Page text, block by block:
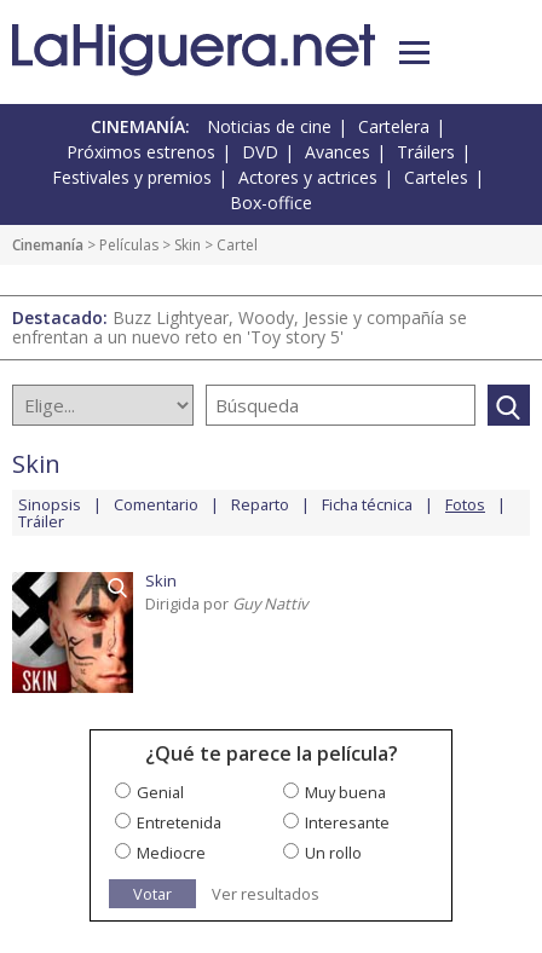
CINEMANÍA: Noticias de cine
Cartelera
Próximos estrenos
DVD Avances
Tráilers
Festivales y premios
Actores y actrices
Carteles
Box-office
Cinemanía > Películas > Skin > Cartel
Destacado: Buzz Lightyear, Woody, Jessie y compañía se
enfrentan a un nuevo reto en 'Toy story 5'
Skin
Sinopsis Comentario Reparto Ficha técnica Fotos
Tráiler
Skin
Dirigida por Guy Nattiv
¿Qué te parece la película?
Genial
Muy buena
Entretenida
Interesante
Mediocre
Un rollo
Votar
Ver resultados